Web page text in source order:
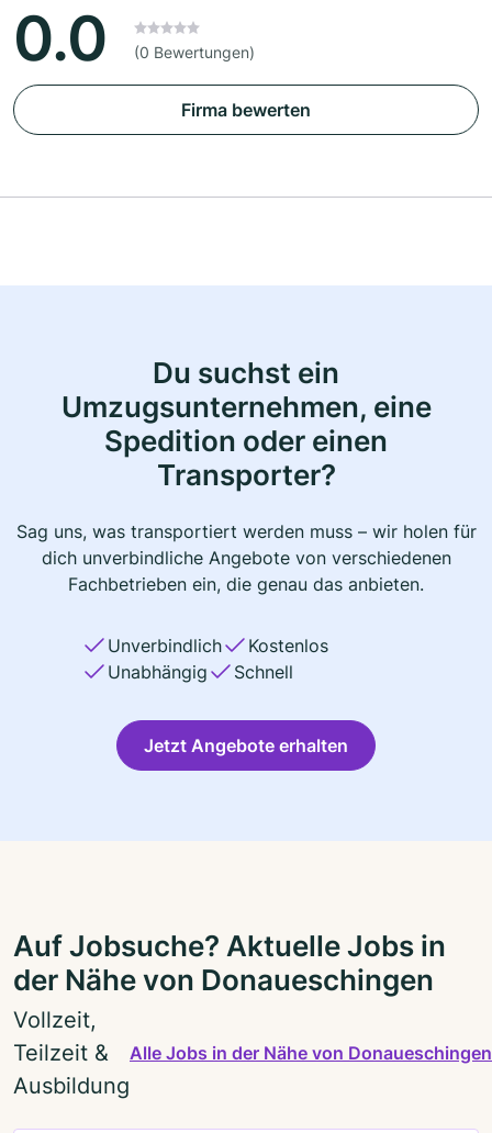
0.0 (0 Bewertungen)
Firma bewerten
Du suchst ein
Umzugsunternehmen, eine
Spedition oder einen
Transporter?
Sag uns, was transportiert werden muss – wir holen für
dich unverbindliche Angebote von verschiedenen
Fachbetrieben ein, die genau das anbieten.
Unverbindlich
Kostenlos
Unabhängig
Schnell
Jetzt Angebote erhalten
Auf Jobsuche? Aktuelle Jobs in
der Nähe von Donaueschingen
Vollzeit,
Teilzeit &
Ausbildung
Alle Jobs in der Nähe von Donaueschingen